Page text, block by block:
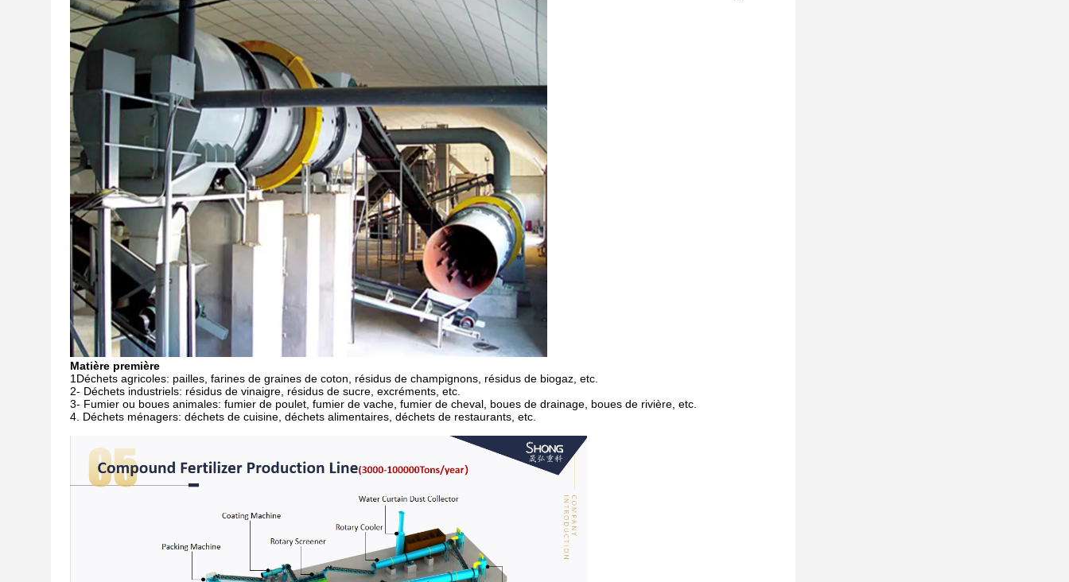
Matière première
1Déchets agricoles: pailles, farines de graines de coton, résidus de champignons, résidus de biogaz, etc.
2- Déchets industriels: résidus de vinaigre, résidus de sucre, excréments, etc.
3- Fumier ou boues animales: fumier de poulet, fumier de vache, fumier de cheval, boues de drainage, boues de rivière, etc.
4. Déchets ménagers: déchets de cuisine, déchets alimentaires, déchets de restaurants, etc.